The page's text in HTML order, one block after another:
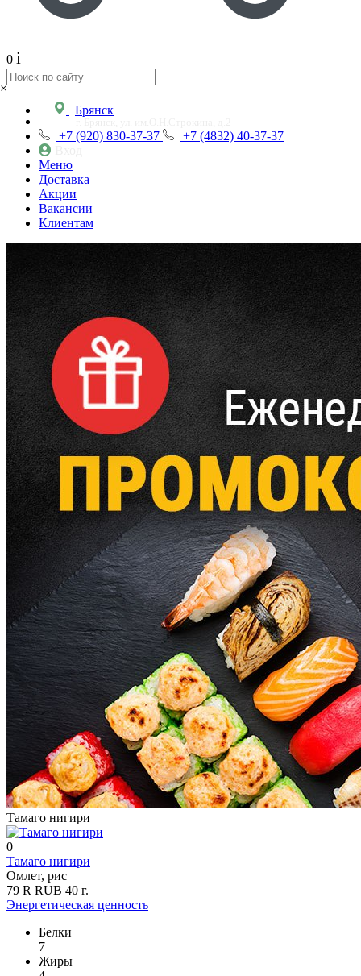
0 i
×
Брянск
+7 (920) 830-37-37
+7 (4832) 40-37-37
Меню
Доставка
Акции
Вакансии
Клиентам
Тамаго нигири
0
Тамаго нигири
Омлет, рис
Энергетическая ценность
Белки
7
Жиры
79 R RUB 40 г.